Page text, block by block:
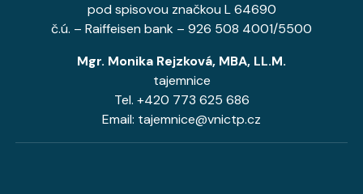
pod spisovou značkou L 64690
č.ú. – Raiffeisen bank – 926 508 4001/5500
Mgr. Monika Rejzková, MBA, LL.M.
tajemnice
Tel. +420 773 625 686
Email: tajemnice@vnictp.cz